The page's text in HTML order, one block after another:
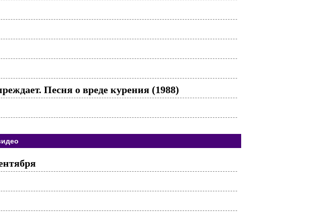
Песня о вреде курения (1988)